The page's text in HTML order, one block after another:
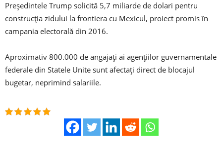
Președintele Trump solicită 5,7 miliarde de dolari pentru
construcția zidului la frontiera cu Mexicul, proiect promis în
campania electorală din 2016.
Aproximativ 800.000 de angajaţi ai agenţiilor guvernamentale
federale din Statele Unite sunt afectaţi direct de blocajul
bugetar, neprimind salariile.